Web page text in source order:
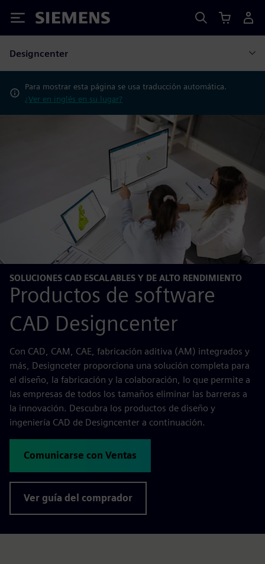
Siemens
Designcenter
Para mostrar esta página se usa traducción automática.
¿Ver en inglés en su lugar?
SOLUCIONES CAD ESCALABLES Y DE ALTO RENDIMIENTO
Productos de software
CAD Designcenter
Con CAD, CAM, CAE, fabricación aditiva (AM) integrados y
más, Designceter proporciona una solución completa para
el diseño, la fabricación y la colaboración, lo que permite a
las empresas de todos los tamaños eliminar las barreras a
la innovación. Descubra los productos de diseño y
ingeniería CAD de Designcenter a continuación.
Comunicarse con Ventas
Ver guía del comprador